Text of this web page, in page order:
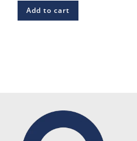
Add to cart